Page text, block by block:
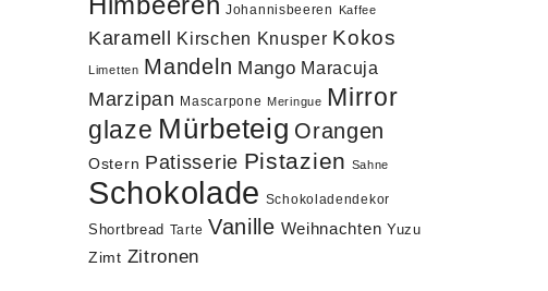
Johannisbeeren Kaffee
Karamell Kirschen Knusper Kokos
Limetten Mandeln Mango Maracuja
Marzipan Mascarpone Meringue Mirror
glaze Mürbeteig Orangen
Ostern Patisserie Pistazien Sahne
Schokolade Schokoladendekor
Shortbread Tarte Vanille Weihnachten Yuzu
Zimt Zitronen